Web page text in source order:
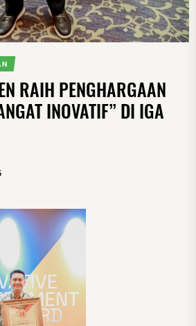
RAIH PENGHARGAAN
INOVATIF” DI IGA